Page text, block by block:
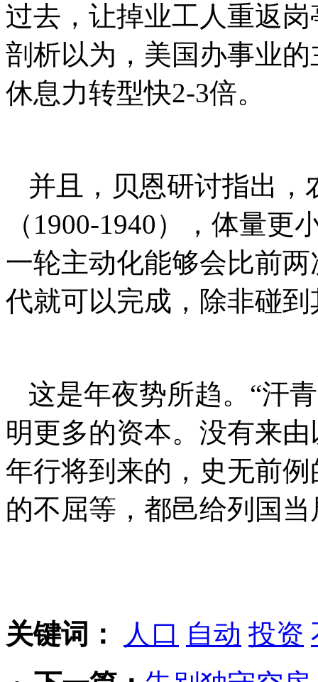
过去，让掉业工人重返
剖析以为，美国办事业
休息力转型快2-3倍。
并且，贝恩研讨指出，
（1900-1940），体量
一轮主动化能够会比前
代就可以完成，除非碰
这是年夜势所趋。“汗
明更多的资本。没有来
年行将到来的，史无前
的不屈等，都邑给列国
关键词： 人口 自动 投资